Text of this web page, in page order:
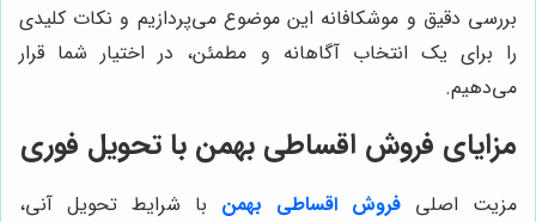
بررسی دقیق و موشکافانه این موضوع می‌پردازیم و نکات کلیدی
را برای یک انتخاب آگاهانه و مطمئن، در اختیار شما قرار
می‌دهیم.
مزایای فروش اقساطی بهمن با تحویل فوری
مزیت اصلی فروش اقساطی بهمن با شرایط تحویل آنی،